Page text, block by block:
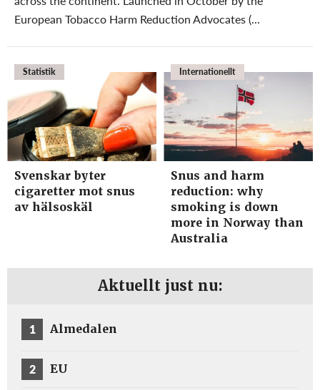
European Tobacco Harm Reduction Advocates (...
Statistik
Svenskar byter
cigaretter mot snus
av hälsoskäl
Internationellt
Snus and harm
reduction: why
smoking is down
more in Norway than
Australia
Aktuellt just nu:
1 Almedalen
2 EU